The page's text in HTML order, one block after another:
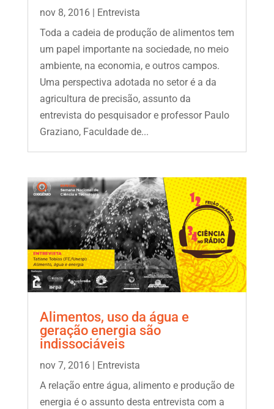
nov 8, 2016| Entrevista
Toda a cadeia de produção de alimentos tem
um papel importante na sociedade, no meio
ambiente, na economia, e outros campos.
Uma perspectiva adotada no setor é a da
agricultura de precisão, assunto da
entrevista do pesquisador e professor Paulo
Graziano, Faculdade de...
Alimentos, uso da água e
geração energia são
indissociáveis
nov 7, 2016|
Entrevista
A relação entre água, alimento e produção de
energia é o assunto desta entrevista com a